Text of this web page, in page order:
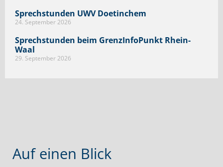
Sprechstunden UWV Doetinchem
24. September 2026
Sprechstunden beim GrenzInfoPunkt Rhein-
Waal
29. September 2026
Auf einen Blick